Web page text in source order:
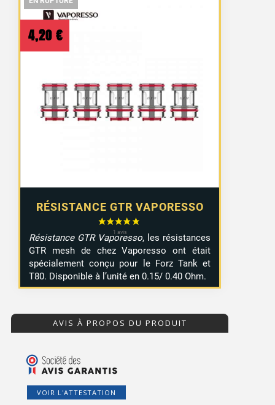
RÉSISTANCE GTR VAPORESSO
4,20 €
Résistance GTR Vaporesso, les résistances
GTR mesh de chez Vaporesso ont était
spécialement conçu pour le Forz Tank et
T80. Disponible à l’unité en 0.15/ 0.40 Ohm.
AVIS À PROPOS DU PRODUIT
VOIR L'ATTESTATION